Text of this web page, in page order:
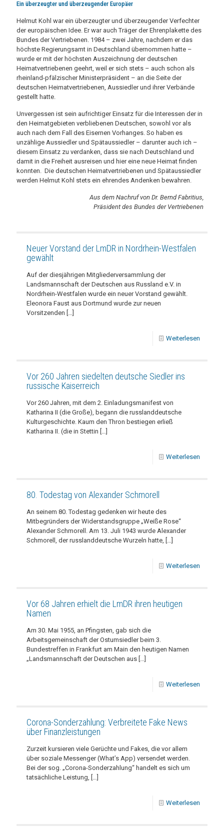
Ein überzeugter und überzeugender Europäer
Helmut Kohl war ein überzeugter und überzeugender Verfechter
der europäischen Idee. Er war auch Träger der Ehrenplakette des
Bundes der Vertriebenen. 1984 – zwei Jahre, nachdem er das
höchste Regierungsamt in Deutschland übernommen hatte –
wurde er mit der höchsten Auszeichnung der deutschen
Heimatvertriebenen geehrt, weil er sich stets – auch schon als
rheinland-pfälzischer Ministerpräsident – an die Seite der
deutschen Heimatvertriebenen, Aussiedler und ihrer Verbände
gestellt hatte.
Unvergessen ist sein aufrichtiger Einsatz für die Interessen der in
den Heimatgebieten verbliebenen Deutschen, sowohl vor als
auch nach dem Fall des Eisernen Vorhanges. So haben es
unzählige Aussiedler und Spätaussiedler – darunter auch ich –
diesem Einsatz zu verdanken, dass sie nach Deutschland und
damit in die Freiheit ausreisen und hier eine neue Heimat finden
konnten. Die deutschen Heimatvertriebenen und Spätaussiedler
werden Helmut Kohl stets ein ehrendes Andenken bewahren.
Aus dem Nachruf von Dr. Bernd Fabritius,
Präsident des Bundes der Vertriebenen
Neuer Vorstand der LmDR in Nordrhein-Westfalen
gewählt
Auf der diesjährigen Mitgliederversammlung der
Landsmannschaft der Deutschen aus Russland e.V. in
Nordrhein-Westfalen wurde ein neuer Vorstand gewählt.
Eleonora Faust aus Dortmund wurde zur neuen
Vorsitzenden […]
Weiterlesen
Vor 260 Jahren siedelten deutsche Siedler ins
russische Kaiserreich
Vor 260 Jahren, mit dem 2. Einladungsmanifest von
Katharina II (die Große), begann die russlanddeutsche
Kulturgeschichte. Kaum den Thron bestiegen erließ
Katharina II. (die in Stettin […]
Weiterlesen
80. Todestag von Alexander Schmorell
An seinem 80. Todestag gedenken wir heute des
Mitbegründers der Widerstandsgruppe „Weiße Rose“
Alexander Schmorell. Am 13. Juli 1943 wurde Alexander
Schmorell, der russlanddeutsche Wurzeln hatte, […]
Weiterlesen
Vor 68 Jahren erhielt die LmDR ihren heutigen
Namen
Am 30. Mai 1955, an Pfingsten, gab sich die
Arbeitsgemeinschaft der Ostumsiedler beim 3.
Bundestreffen in Frankfurt am Main den heutigen Namen
„Landsmannschaft der Deutschen aus […]
Weiterlesen
Corona-Sonderzahlung: Verbreitete Fake News
über Finanzleistungen
Zurzeit kursieren viele Gerüchte und Fakes, die vor allem
über soziale Messenger (What’s App) versendet werden.
Bei der sog. „Corona-Sonderzahlung“ handelt es sich um
tatsächliche Leistung, […]
Weiterlesen